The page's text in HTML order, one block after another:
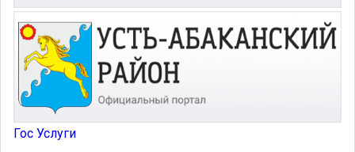
Гос Услуги